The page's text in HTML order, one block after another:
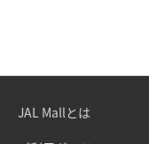
JAL Mallとは